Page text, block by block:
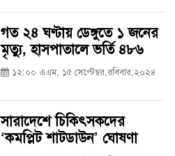
গত ২৪ ঘণ্টায় ডেঙ্গুতে ১ জনের
মৃত্যু, হাসপাতালে ভর্তি ৪৮৬
১২:০০ এএম, ১৫ সেপ্টেম্বর,রবিবার,২০২৪
সারাদেশে চিকিৎসকদের
‘কমপ্লিট শাটডাউন’ ঘোষণা